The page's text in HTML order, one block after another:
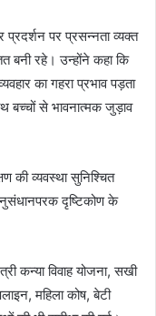
प्रदर्शन पर प्रसन्नता व्यक्त
बनी रहे। उन्होंने कहा कि
का गहरा प्रभाव पड़ता
बच्चों से भावनात्मक जुड़ाव
की व्यवस्था सुनिश्चित
दृष्टिकोण के
कन्या विवाह योजना, सखी
महिला कोष, बेटी